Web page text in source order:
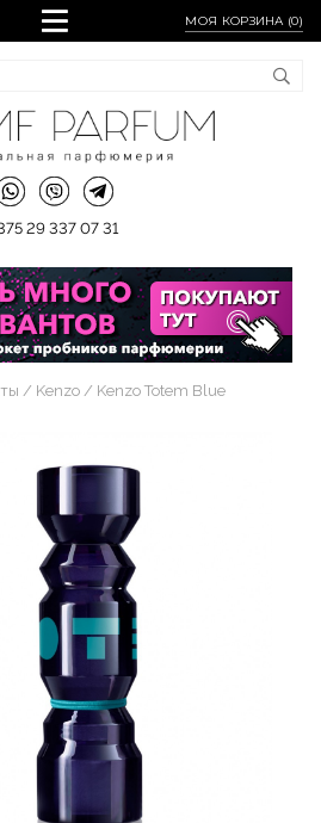
МОЯ КОРЗИНА (0)
29 337 07 31
Kenzo Kenzo Totem Blue